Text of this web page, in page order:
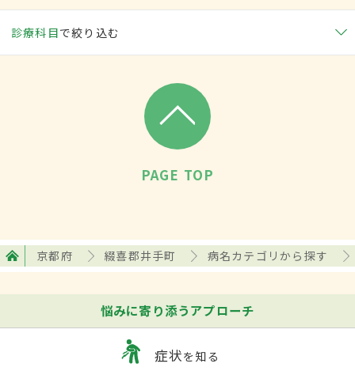
診療科目で絞り込む
PAGE TOP
京都府 綴喜郡井手町 病名カテゴリから探す
悩みに寄り添うアプローチ
症状を知る